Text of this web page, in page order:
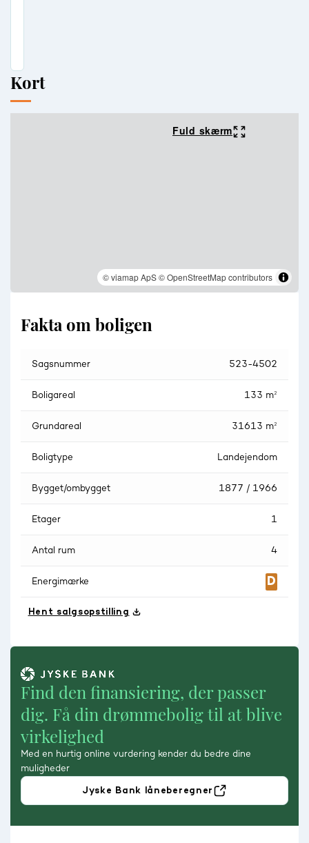
Kort
Fuld skærm
© viamap ApS© OpenStreetMap contributors
Fakta om boligen
Sagsnummer 523-4502
Boligareal 133 m²
Grundareal 31613 m²
Boligtype Landejendom
Bygget/ombygget 1877 / 1966
Etager 1
Antal rum 4
Energimærke
Hent salgsopstilling
Find den finansiering, der passer
dig. Få din drømmebolig til at blive
virkelighed
Med en hurtig online vurdering kender du bedre dine
muligheder
Jyske Bank låneberegner